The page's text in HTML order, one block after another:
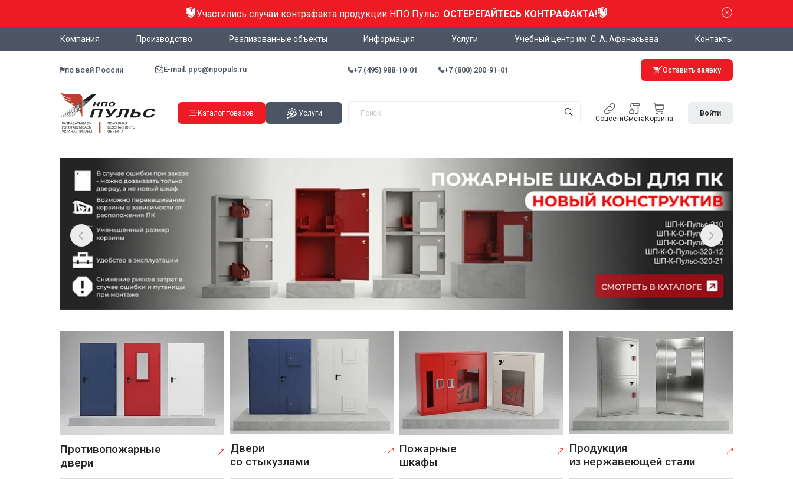
Участились случаи контрафакта продукции НПО Пульс. ОСТЕРЕГАЙТЕСЬ КОНТРАФАКТА!
Компания Производство Реализованные объекты Информация Услуги Учебный центр им. С. А. Афанасьева Контакты
по всей России E-mail: pps@npopuls.ru +7 (495) 988-10-01 +7 (800) 200-91-01 Оставить заявку
Каталог товаров Услуги
СоцсетиСмета Корзина
Войти
Противопожарные
двери
Двери
со стыкузлами
Пожарные
шкафы
Продукция
из нержавеющей стали